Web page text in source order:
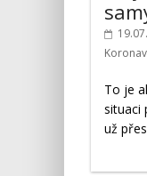
To je
situaci
už